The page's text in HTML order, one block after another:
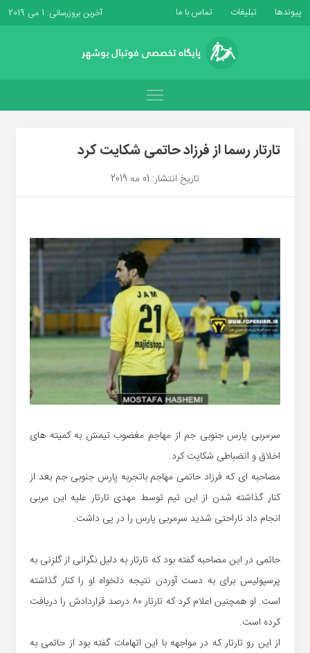
پیوندها تبلیغات تماس با ما آخرین بروزرسانی: 1 می 2019
تارتار رسما از فرزاد حاتمی شکایت کرد
تاریخ انتشار: 01 مه 2019
سرمربی پارس جنوبی جم از مهاجم مغضوب تیمش به کمیته های
اخلاق و انضباطی شکایت کرد.
مصاحبه ای که فرزاد حاتمی مهاجم باتجربه پارس جنوبی جم بعد از
کنار گذاشته شدن از این تیم توسط مهدی تارتار علیه این مربی
انجام داد ناراحتی شدید سرمربی پارس را در پی داشت.
حاتمی در این مصاحبه گفته بود که تارتار به دلیل نگرانی از گلزنی به
پرسپولیس برای به دست آوردن نتیجه دلخواه او را کنار گذاشته
است. او همچنین اعلام کرد که تارتار ۸۰ درصد قراردادش را دریافت
کرده است.
از این رو تارتار که در مواجهه با این اتهامات گفته بود از حاتمی به